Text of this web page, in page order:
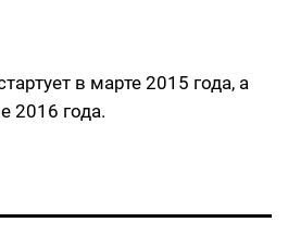
в марте 2015 года, а
2016 года.